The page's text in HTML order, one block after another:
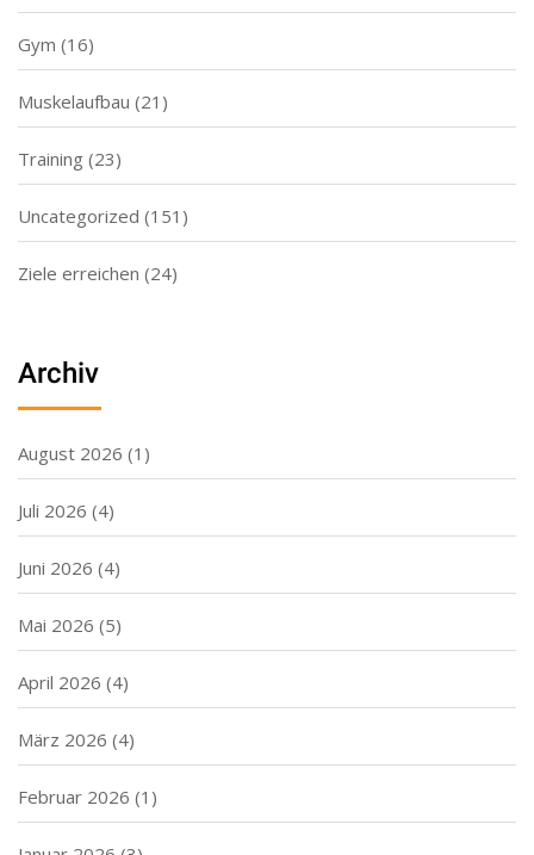
Gym (16)
Muskelaufbau (21)
Training (23)
Uncategorized (151)
Ziele erreichen (24)
Archiv
August 2026 (1)
Juli 2026 (4)
Juni 2026 (4)
Mai 2026 (5)
April 2026 (4)
März 2026 (4)
Februar 2026 (1)